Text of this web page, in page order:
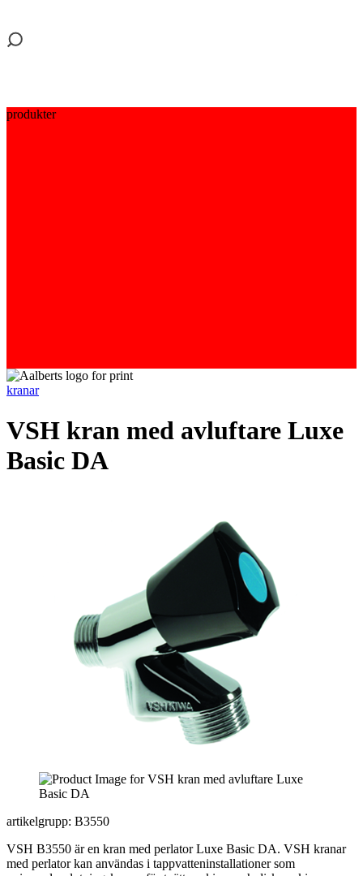
produkter
kranar
VSH kran med avluftare Luxe
Basic DA
artikelgrupp: B3550
VSH B3550 är en kran med perlator Luxe Basic DA. VSH kranar
med perlator kan användas i tappvatteninstallationer som